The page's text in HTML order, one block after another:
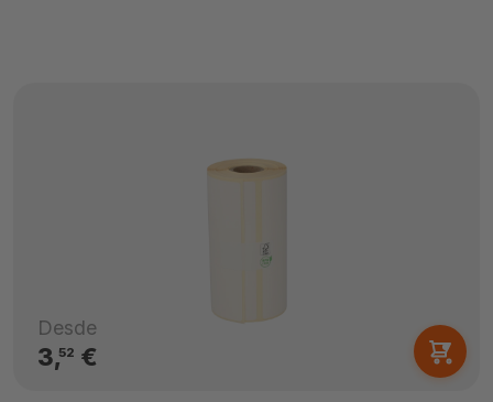
Desde
3,52 €